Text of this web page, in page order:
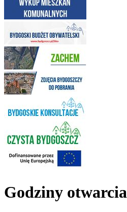
Godziny otwarcia